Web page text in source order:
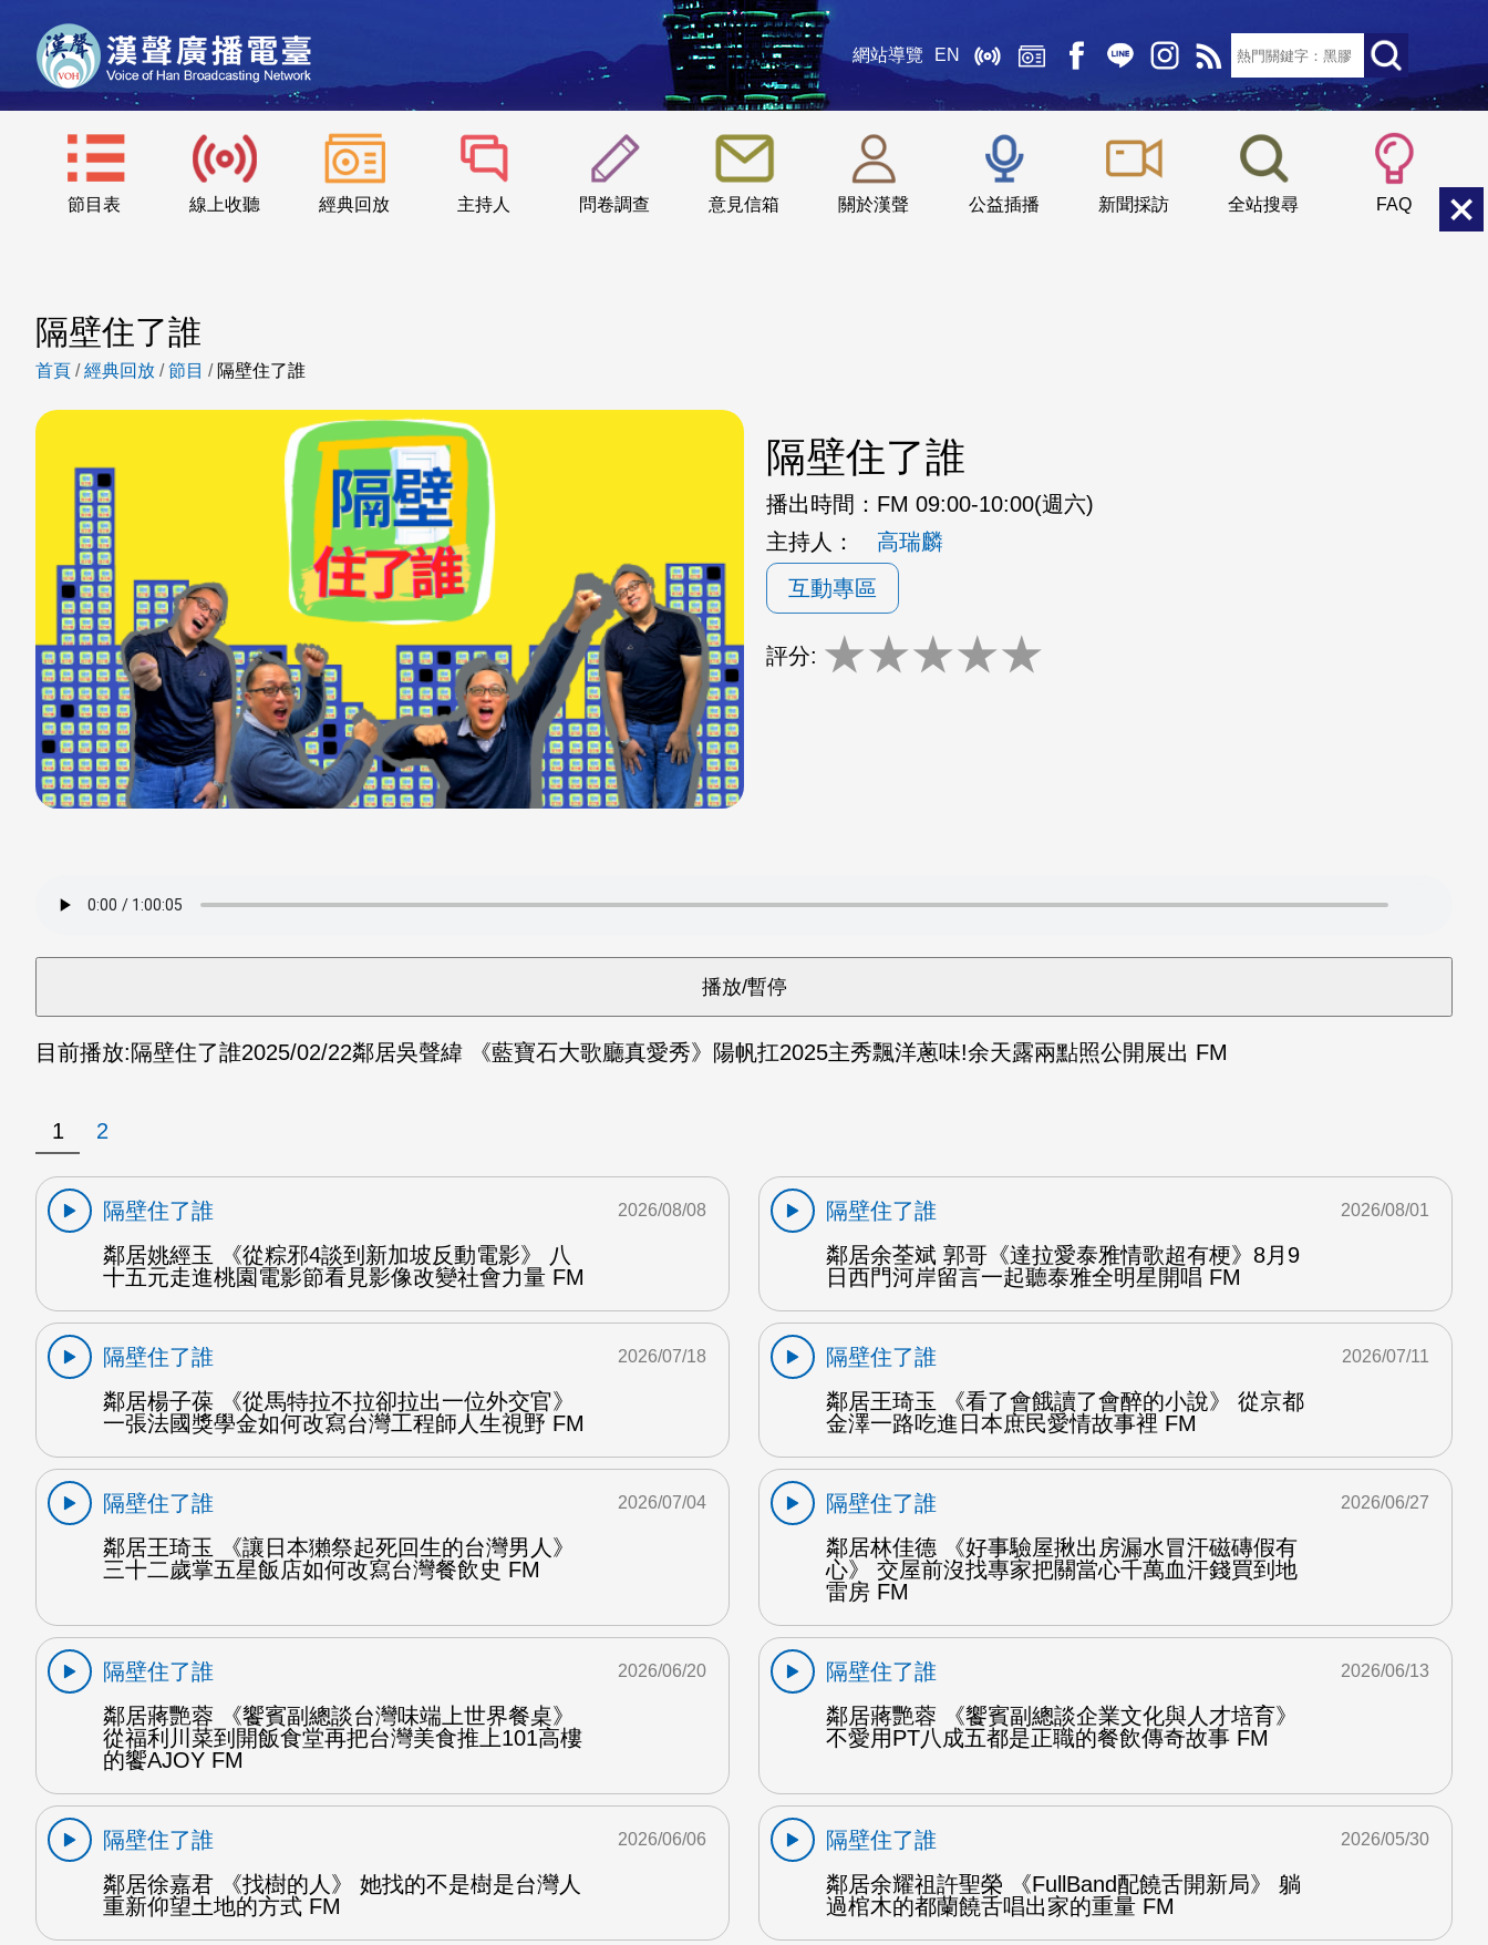
網站導覽 EN
節目表 線上收聽 經典回放 主持人 問卷調查 意見信箱 關於漢聲 公益插播 新聞採訪 全站搜尋 FAQ
::: 小 中
隔壁住了誰
首頁 /經典回放 /節目 / 隔壁住了誰
隔壁住了誰
播出時間： FM 09:00-10:00(週六)
主持人：
高瑞麟
互動專區
評分: ★★★★★
目前播放:隔壁住了誰2025/02/22鄰居吳聲緯 《藍寶石大歌廳真愛秀》陽帆扛2025主秀飄洋蔥味!余天露兩點照公開展出 FM
1 2
隔壁住了誰
鄰居姚經玉 《從粽邪4談到新加坡反動電影》 八
十五元走進桃園電影節看見影像改變社會力量 FM
2026/08/08
隔壁住了誰
鄰居余荃斌 郭哥《達拉愛泰雅情歌超有梗》8月9
日西門河岸留言一起聽泰雅全明星開唱 FM
2026/08/01
隔壁住了誰
鄰居楊子葆 《從馬特拉不拉卻拉出一位外交官》
一張法國獎學金如何改寫台灣工程師人生視野 FM
2026/07/18
隔壁住了誰
鄰居王琦玉 《看了會餓讀了會醉的小說》 從京都
金澤一路吃進日本庶民愛情故事裡 FM
2026/07/11
隔壁住了誰
鄰居王琦玉 《讓日本獺祭起死回生的台灣男人》
三十二歲掌五星飯店如何改寫台灣餐飲史 FM
2026/07/04
隔壁住了誰
鄰居林佳德 《好事驗屋揪出房漏水冒汗磁磚假有
心》 交屋前沒找專家把關當心千萬血汗錢買到地
雷房 FM
2026/06/27
隔壁住了誰
鄰居蔣艷蓉 《饗賓副總談台灣味端上世界餐桌》
從福利川菜到開飯食堂再把台灣美食推上101高樓
的饗AJOY FM
2026/06/20
隔壁住了誰
鄰居蔣艷蓉 《饗賓副總談企業文化與人才培育》
不愛用PT八成五都是正職的餐飲傳奇故事 FM
2026/06/13
隔壁住了誰
鄰居徐嘉君 《找樹的人》 她找的不是樹是台灣人
重新仰望土地的方式 FM
2026/06/06
隔壁住了誰
鄰居余耀祖許聖榮 《FullBand配饒舌開新局》 躺
過棺木的都蘭饒舌唱出家的重量 FM
2026/05/30